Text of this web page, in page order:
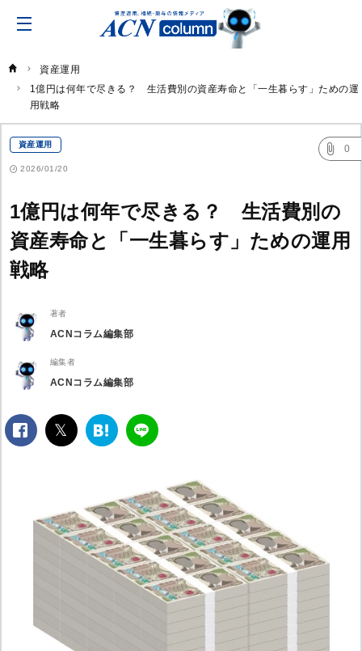
資産運用
1億円は何年で尽きる？　生活費別の資産寿命と「一生暮らす」ための運
用戦略
資産運用 0
2026/01/20
1億円は何年で尽きる？ 生活費別の
資産寿命と「一生暮らす」ための運用
戦略
著者
ACNコラム編集部
編集者
ACNコラム編集部
facebook
twitterは
ッ
ク
マ
ー
ク
LINE